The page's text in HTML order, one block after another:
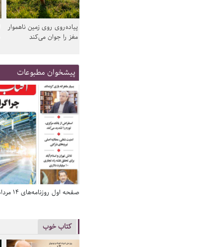
پیاده‌روی روی زمین ناهموار
مغز را جوان می‌کند
پیشخوان مطبوعات
صفحه اول روزنامه‌های 14 مرداد 1405
کتاب خوب